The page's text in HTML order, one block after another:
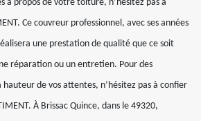
à propos de votre toiture, n’hésitez pas à
Ce couvreur professionnel, avec ses années
une prestation de qualité que ce soit
réparation ou un entretien. Pour des
de vos attentes, n’hésitez pas à confier
À Brissac Quince, dans le 49320,